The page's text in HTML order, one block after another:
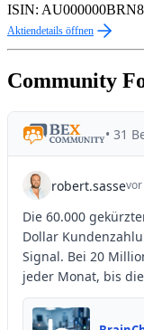
ISIN: AU000000BRN8
Aktiendetails öffnen
Community